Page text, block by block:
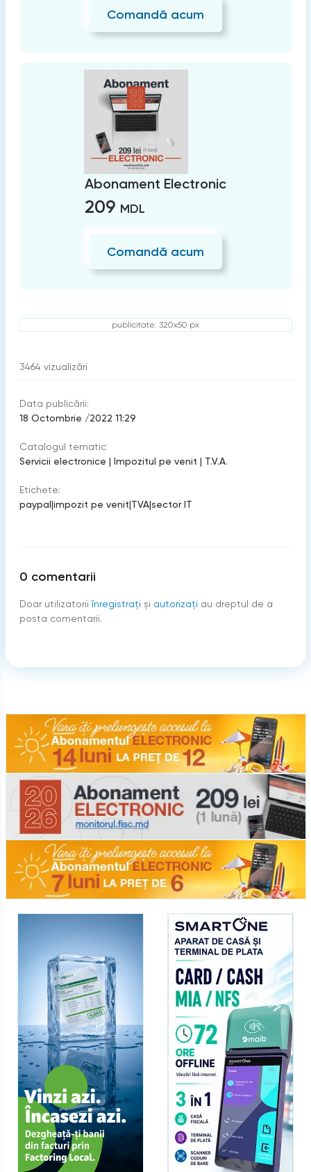
Comandă acum
Abonament Electronic
209 MDL
Comandă acum
publicitate: 320x50 px
3464 vizualizări
Data publicării:
18 Octombrie /2022 11:29
Catalogul tematic
Servicii electronice | Impozitul pe venit | T.V.A.
Etichete:
paypal|impozit pe venit|TVA|sector IT
0 comentarii
Doar utilizatorii înregistraţi şi autorizați au dreptul de a
posta comentarii.